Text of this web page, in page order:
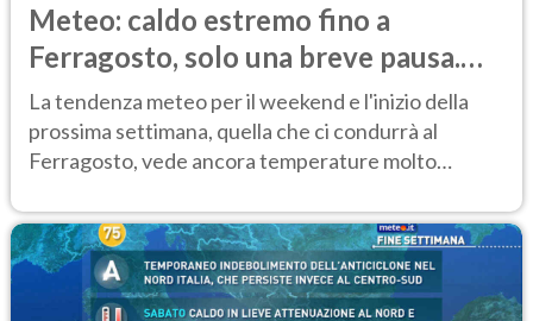
Meteo: caldo estremo fino a
Ferragosto, solo una breve pausa.
Ecco dove
La tendenza meteo per il weekend e l'inizio della
prossima settimana, quella che ci condurrà al
Ferragosto, vede ancora temperature molto